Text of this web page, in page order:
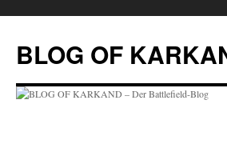
springen
BLOG OF